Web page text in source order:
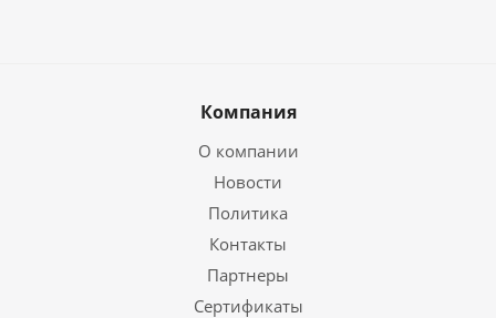
Компания
О компании
Новости
Политика
Контакты
Партнеры
Сертификаты